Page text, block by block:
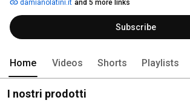
damianolatini.it and 5 more links
Subscribe
Home Videos Shorts Playlists
I nostri prodotti